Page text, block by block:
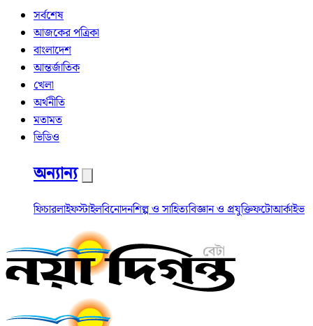
সর্বশেষ
আজকের পত্রিকা
বাংলাদেশ
আন্তর্জাতিক
খেলা
অর্থনীতি
মতামত
ভিডিও
অন্যান্য
ফিচারলাইফস্টাইলবিনোদনশিল্প ও সাহিত্যবিজ্ঞান ও প্রযুক্তিফটোআর্কাইভ